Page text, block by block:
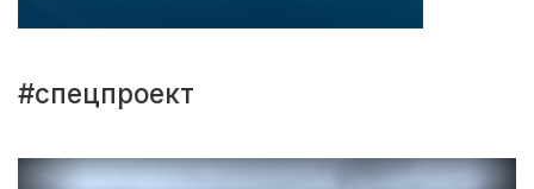
#спецпроект